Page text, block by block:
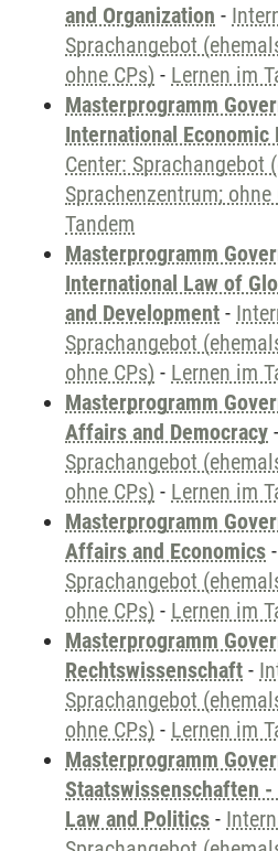
and Organization -
Sprachangebot
ohne CPs) - Lernen im
Masterprogramm
International Economic
Center: Sprachangebot
Sprachenzentrum; ohne
Tandem
Masterprogramm
International Law of
and Development -
Sprachangebot
ohne CPs) - Lernen im
Masterprogramm
Affairs and Democracy -
Sprachangebot
ohne CPs) - Lernen im
Masterprogramm
Affairs and Economics -
Sprachangebot
ohne CPs) - Lernen im
Masterprogramm
Rechtswissenschaft -
Sprachangebot
ohne CPs) - Lernen im
Masterprogramm
Staatswissenschaften
Law and Politics -